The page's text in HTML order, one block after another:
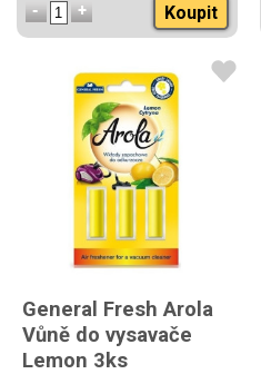
Koupit
General Fresh Arola
Vůně do vysavače
Lemon 3ks